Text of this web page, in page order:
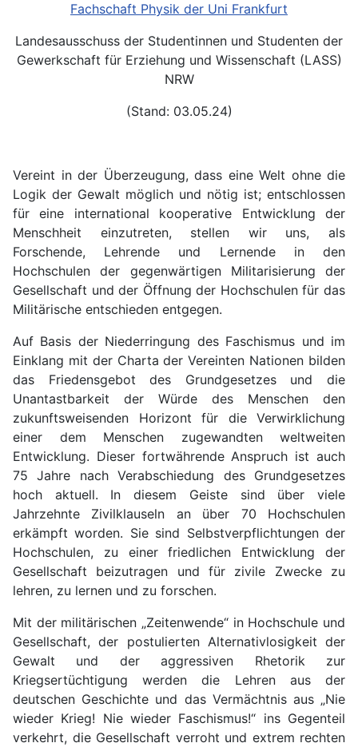
Fachschaft Physik der Uni Frankfurt
Landesausschuss der Studentinnen und Studenten der
Gewerkschaft für Erziehung und Wissenschaft (LASS)
NRW
(Stand: 03.05.24)
Vereint in der Überzeugung, dass eine Welt ohne die
Logik der Gewalt möglich und nötig ist; entschlossen
für eine international kooperative Entwicklung der
Menschheit einzutreten, stellen wir uns, als
Forschende, Lehrende und Lernende in den
Hochschulen der gegenwärtigen Militarisierung der
Gesellschaft und der Öffnung der Hochschulen für das
Militärische entschieden entgegen.
Auf Basis der Niederringung des Faschismus und im
Einklang mit der Charta der Vereinten Nationen bilden
das Friedensgebot des Grundgesetzes und die
Unantastbarkeit der Würde des Menschen den
zukunftsweisenden Horizont für die Verwirklichung
einer dem Menschen zugewandten weltweiten
Entwicklung. Dieser fortwährende Anspruch ist auch
75 Jahre nach Verabschiedung des Grundgesetzes
hoch aktuell. In diesem Geiste sind über viele
Jahrzehnte Zivilklauseln an über 70 Hochschulen
erkämpft worden. Sie sind Selbstverpflichtungen der
Hochschulen, zu einer friedlichen Entwicklung der
Gesellschaft beizutragen und für zivile Zwecke zu
lehren, zu lernen und zu forschen.
Mit der militärischen „Zeitenwende“ in Hochschule und
Gesellschaft, der postulierten Alternativlosigkeit der
Gewalt und der aggressiven Rhetorik zur
Kriegsertüchtigung werden die Lehren aus der
deutschen Geschichte und das Vermächtnis aus „Nie
wieder Krieg! Nie wieder Faschismus!“ ins Gegenteil
verkehrt, die Gesellschaft verroht und extrem rechten